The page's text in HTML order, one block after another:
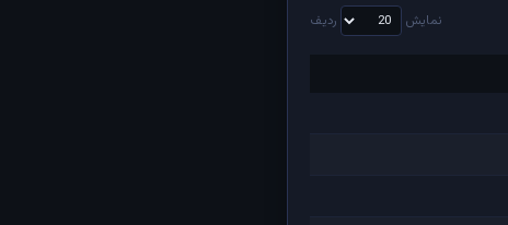
نمایش ردیف